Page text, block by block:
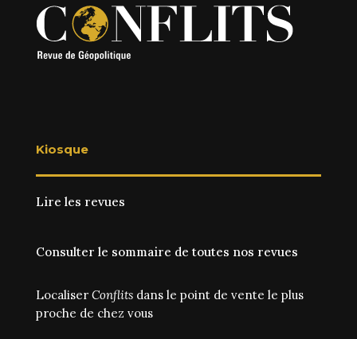
Kiosque
Lire les revues
Consulter le sommaire de toutes nos revues
Localiser Conflitsdans le point de vente le plus
proche de chez vous